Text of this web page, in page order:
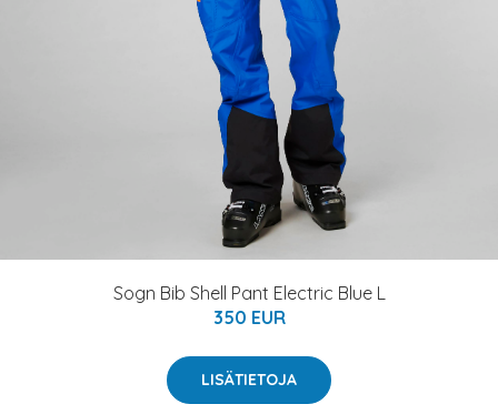
Sogn Bib Shell Pant Electric Blue L
350 EUR
LISÄTIETOJA